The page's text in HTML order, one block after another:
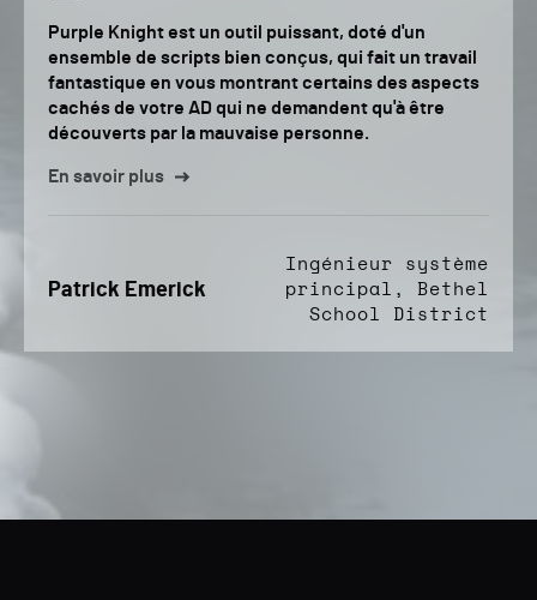
Purple Knight est un outil puissant, doté d'un
ensemble de scripts bien conçus, qui fait un travail
fantastique en vous montrant certains des aspects
cachés de votre AD qui ne demandent qu'à être
découverts par la mauvaise personne.
En savoir plus
Patrick Emerick
Ingénieur système
principal, Bethel
School District